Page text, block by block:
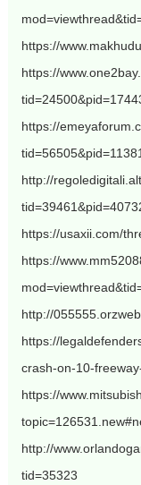
https://
https://
https://
http://
https://usaxii.com/
https://
http://
https://
crash-on-10-
https://
http://
tid=35323